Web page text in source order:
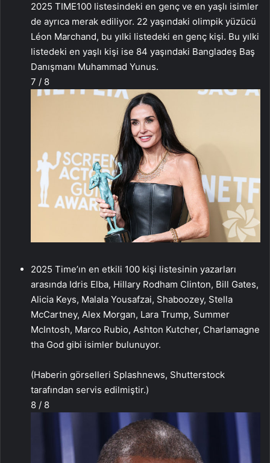
2025 TIME100 listesindeki en genç ve en yaşlı isimler
de ayrıca merak ediliyor. 22 yaşındaki olimpik yüzücü
Léon Marchand, bu yılki listedeki en genç kişi. Bu yılki
listedeki en yaşlı kişi ise 84 yaşındaki Bangladeş Baş
Danışmanı Muhammad Yunus.
7 / 8
2025 Time’ın en etkili 100 kişi listesinin yazarları
arasında Idris Elba, Hillary Rodham Clinton, Bill Gates,
Alicia Keys, Malala Yousafzai, Shaboozey, Stella
McCartney, Alex Morgan, Lara Trump, Summer
McIntosh, Marco Rubio, Ashton Kutcher, Charlamagne
tha God gibi isimler bulunuyor.
(Haberin görselleri Splashnews, Shutterstock
tarafından servis edilmiştir.)
8 / 8